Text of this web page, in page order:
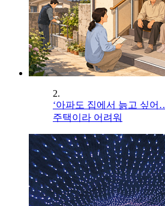
2.
‘아파도 집에서 늙고 싶어
주택이라 어려워